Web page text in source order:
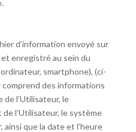
d’information envoyé sur
enregistré au sein du
smartphone), (ci-
comprend des informations
de l’Utilisateur, le
l’Utilisateur, le système
ainsi que la date et l’heure